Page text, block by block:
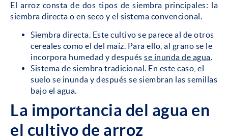
El arroz consta de dos tipos de siembra principales: la
siembra directa o en seco y el sistema convencional.
Siembra directa. Este cultivo se parece al de otros
cereales como el del maíz. Para ello, al grano se le
incorpora humedad y después se inunda de agua.
Sistema de siembra tradicional. En este caso, el
suelo se inunda y después se siembran las semillas
bajo el agua.
La importancia del agua en
el cultivo de arroz